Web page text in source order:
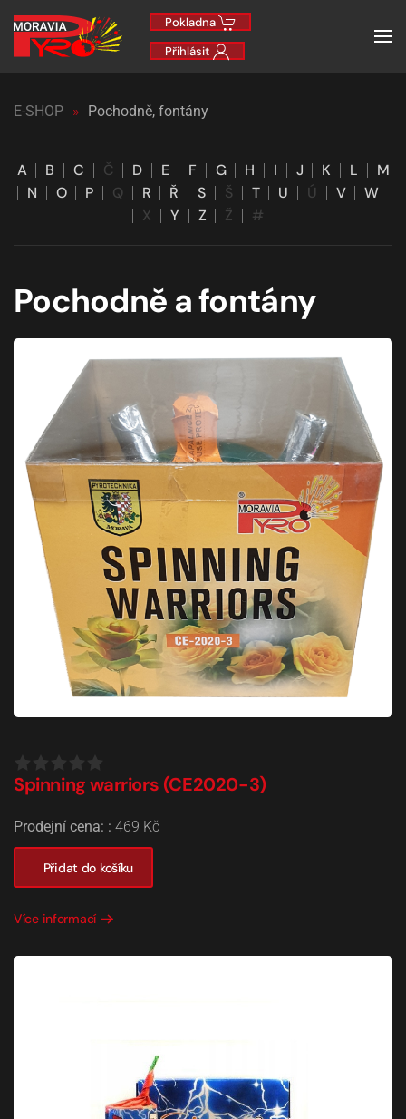
Pokladna
Přihlásit
E-SHOP Pochodně, fontány
A B C Č D E F G H I J K L
M
N
O P Q R Ř S Š T U Ú V
W
X
Y Z Ž #
Pochodně a fontány
Spinning warriors (CE2020-3)
Prodejní cena: : 469 Kč
Přidat do košíku
Více informací